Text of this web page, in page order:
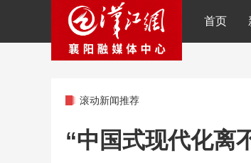
首页
滚动新闻推荐
“中国式现代化离